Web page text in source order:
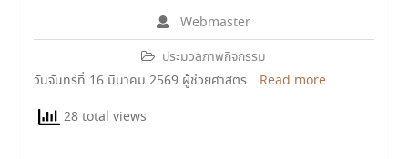
Webmaster
ประมวลภาพกิจกรรม
วันจันทร์ที่ 16 มีนาคม 2569 ผู้ช่วยศาสตร
Read more
28 total views